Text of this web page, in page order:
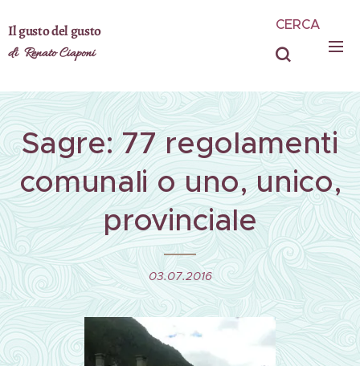
Il gusto del gusto
di Renato Ciaponi
CERCA
Sagre: 77 regolamenti
comunali o uno, unico,
provinciale
03.07.2016